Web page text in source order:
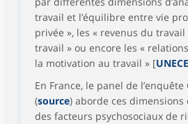
travail et l’équilibre entre vie
privée », les « revenus du travail
travail » ou encore les «
la motivation au travail » [
En France, le panel de
(source) aborde ces
des facteurs psychosociaux de